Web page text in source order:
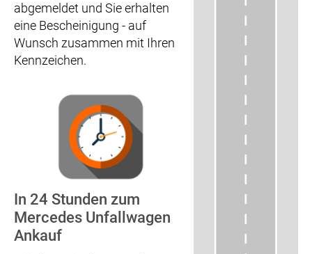
abgemeldet und Sie erhalten
eine Bescheinigung - auf
Wunsch zusammen mit Ihren
Kennzeichen.
In 24 Stunden zum
Mercedes Unfallwagen
Ankauf